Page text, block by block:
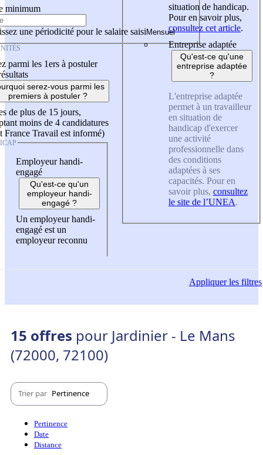
minimum
une périodicité pour le salaire saisi
parmi les 1ers à postuler
serez-vous parmi les
premiers à postuler ?
de plus de 15 jours,
moins de 4 candidatures
France Travail est informé)
Employeur handi-
engagé
Qu'est-ce qu'un
employeur handi-
engagé ?
Un employeur handi-
engagé est un
employeur reconnu
situation de handicap.
Pour en savoir plus,
consultez cet article.
Entreprise adaptée
Qu'est-ce qu'une
entreprise adaptée
?
L'entreprise adaptée
permet à un travailleur
en situation de
handicap d'exercer
une activité
professionnelle dans
des conditions
adaptées à ses
capacités. Pour en
savoir plus, consultez
le site de l’UNEA.
Appliquerles filtres
15 offres pour Jardinier - Le Mans
(72000, 72100)
Trier par Pertinence
Pertinence
Date
Distance